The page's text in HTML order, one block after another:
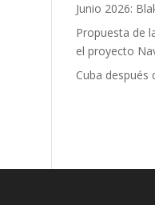
Junio 2026:
Propuesta de
el proyecto
Cuba después